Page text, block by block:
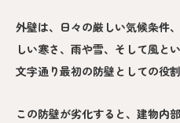
外壁は、日々の厳しい気候条件
しい寒さ、雨や雪、そして風と
文字通り最初の防壁としての役
この防壁が劣化すると、建物内